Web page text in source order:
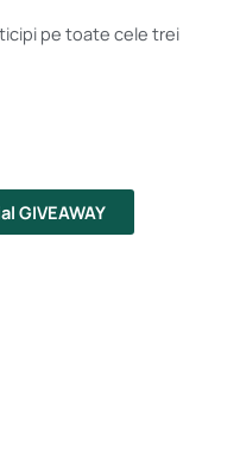
pe toate cele trei
GIVEAWAY